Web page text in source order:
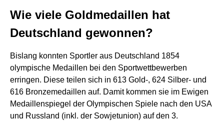
Wie viele Goldmedaillen hat
Deutschland gewonnen?
Bislang konnten Sportler aus Deutschland 1854
olympische Medaillen bei den Sportwettbewerben
erringen. Diese teilen sich in 613 Gold-, 624 Silber- und
616 Bronzemedaillen auf. Damit kommen sie im Ewigen
Medaillenspiegel der Olympischen Spiele nach den USA
und Russland (inkl. der Sowjetunion) auf den 3.